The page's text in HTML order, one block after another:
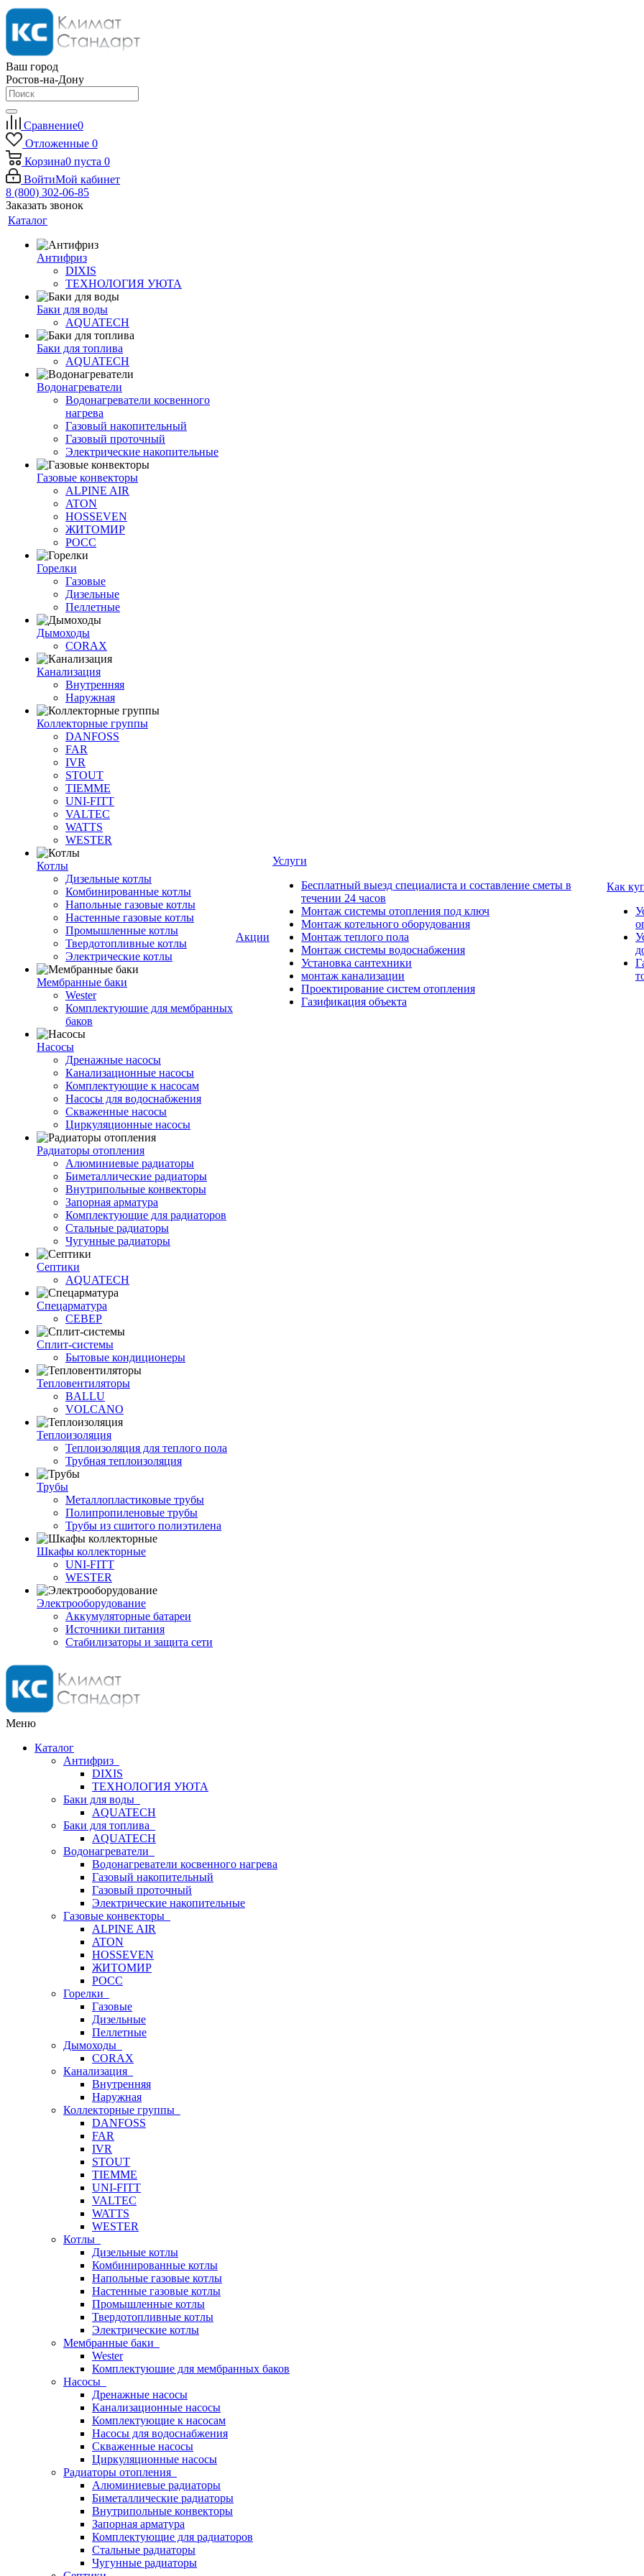
Ваш город
Ростов-на-Дону
Сравнение0
Отложенные 0
Корзина0 пуста 0
ВойтиМой кабинет
8 (800) 302-06-85
Заказать звонок
Каталог
Антифриз
DIXIS
ТЕХНОЛОГИЯ УЮТА
Баки для воды
AQUATECH
Баки для топлива
AQUATECH
Водонагреватели
Водонагреватели косвенного
нагрева
Газовый накопительный
Газовый проточный
Электрические накопительные
Газовые конвекторы
ALPINE AIR
ATON
HOSSEVEN
ЖИТОМИР
РОСС
Горелки
Газовые
Дизельные
Пеллетные
Дымоходы
CORAX
Канализация
Внутренняя
Наружная
Коллекторные группы
DANFOSS
FAR
IVR
STOUT
TIEMME
UNI-FITT
VALTEC
WATTS
WESTER
Котлы
Дизельные котлы
Комбинированные котлы
Напольные газовые котлы
Настенные газовые котлы
Промышленные котлы
Твердотопливные котлы
Электрические котлы
Мембранные баки
Wester
Комплектуюшие для мембранных
баков
Насосы
Дренажные насосы
Канализационные насосы
Комплектующие к насосам
Насосы для водоснабжения
Скваженные насосы
Циркуляционные насосы
Радиаторы отопления
Алюминиевые радиаторы
Биметаллические радиаторы
Внутрипольные конвекторы
Запорная арматура
Комплектующие для радиаторов
Стальные радиаторы
Чугунные радиаторы
Септики
AQUATECH
Спецарматура
СЕВЕР
Сплит-системы
Бытовые кондиционеры
Тепловентиляторы
BALLU
VOLCANO
Теплоизоляция
Теплоизоляция для теплого пола
Трубная теплоизоляция
Трубы
Металлопластиковые трубы
Полипропиленовые трубы
Трубы из сшитого полиэтилена
Шкафы коллекторные
UNI-FITT
WESTER
Электрооборудование
Аккумуляторные батареи
Источники питания
Стабилизаторы и защита сети
Акции
Услуги
Бесплатный выезд специалиста и составление сметы в
течении 24 часов
Монтаж системы отопления под ключ
Монтаж котельного оборудования
Монтаж теплого пола
Монтаж системы водоснабжения
Установка сантехники
монтаж канализации
Проектирование систем отопления
Газификация объекта
Как
Меню
Каталог
Антифриз
DIXIS
ТЕХНОЛОГИЯ УЮТА
Баки для воды
AQUATECH
Баки для топлива
AQUATECH
Водонагреватели
Водонагреватели косвенного нагрева
Газовый накопительный
Газовый проточный
Электрические накопительные
Газовые конвекторы
ALPINE AIR
ATON
HOSSEVEN
ЖИТОМИР
РОСС
Горелки
Газовые
Дизельные
Пеллетные
Дымоходы
CORAX
Канализация
Внутренняя
Наружная
Коллекторные группы
DANFOSS
FAR
IVR
STOUT
TIEMME
UNI-FITT
VALTEC
WATTS
WESTER
Котлы
Дизельные котлы
Комбинированные котлы
Напольные газовые котлы
Настенные газовые котлы
Промышленные котлы
Твердотопливные котлы
Электрические котлы
Мембранные баки
Wester
Комплектуюшие для мембранных баков
Насосы
Дренажные насосы
Канализационные насосы
Комплектующие к насосам
Насосы для водоснабжения
Скваженные насосы
Циркуляционные насосы
Радиаторы отопления
Алюминиевые радиаторы
Биметаллические радиаторы
Внутрипольные конвекторы
Запорная арматура
Комплектующие для радиаторов
Стальные радиаторы
Чугунные радиаторы